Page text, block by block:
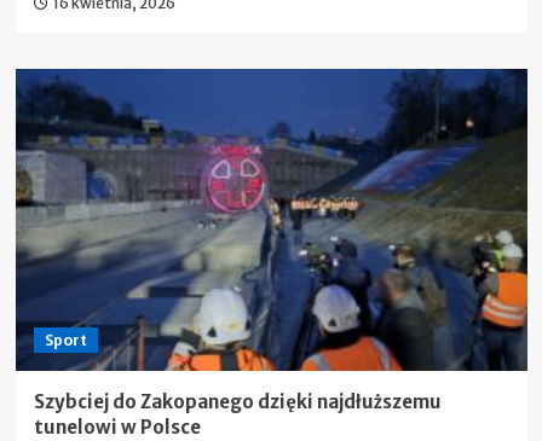
Sport
Szybciej do Zakopanego dzięki najdłuższemu
tunelowi w Polsce